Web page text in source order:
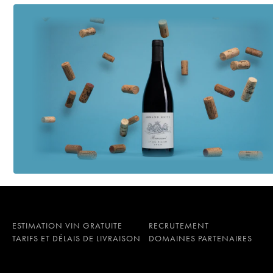
2018
Bonnes-Mares
Hautes-Côtes de
Hautes-Côtes de
Chambolle-Musigny
Bonnes-Mares
Clos de Vougeot
Chambolle-Musigny
2016
Bonnes-Mares
Clos de Vougeot
Hautes-Côtes de
Clos de Vougeot
Chambolle-Musigny
2015
ESTIMATION VIN GRATUITE RECRUTEMENT
TARIFS ET DÉLAIS DE LIVRAISON
DOMAINES PARTENAIRES